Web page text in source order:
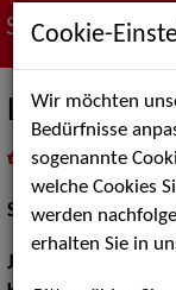
Suche nach
Leona
inMeine
Schauspiel:Bühne,
Jahrgang:
Cookie-
Wir möchten
Bedürfnisse
sogenannte
welche Cookies
werden
erhalten Sie in